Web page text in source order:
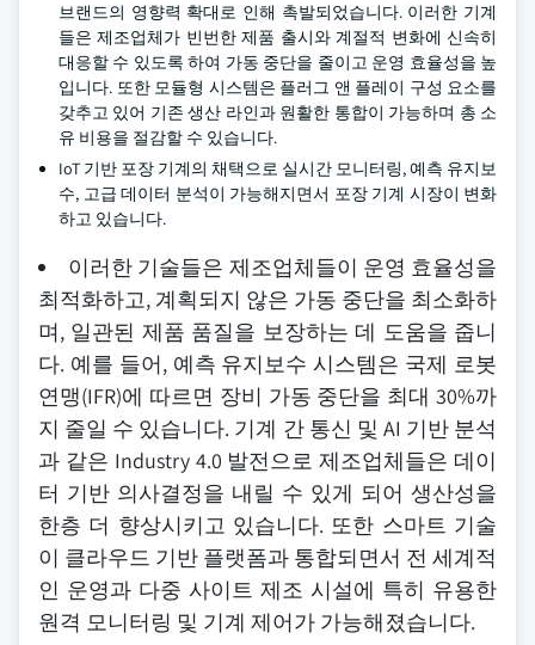
브랜드의 영향력 확대로 인해 촉발되었습니다. 이러한 기계
들은 제조업체가 빈번한 제품 출시와 계절적 변화에 신속히
대응할 수 있도록 하여 가동 중단을 줄이고 운영 효율성을 높
입니다. 또한 모듈형 시스템은 플러그 앤 플레이 구성 요소를
갖추고 있어 기존 생산 라인과 원활한 통합이 가능하며 총 소
유 비용을 절감할 수 있습니다.
IoT 기반 포장 기계의 채택으로 실시간 모니터링, 예측 유지보
수, 고급 데이터 분석이 가능해지면서 포장 기계 시장이 변화
하고 있습니다.
이러한 기술들은 제조업체들이 운영 효율성을
최적화하고, 계획되지 않은 가동 중단을 최소화하
며, 일관된 제품 품질을 보장하는 데 도움을 줍니
다. 예를 들어, 예측 유지보수 시스템은 국제 로봇
연맹(IFR)에 따르면 장비 가동 중단을 최대 30%까
지 줄일 수 있습니다. 기계 간 통신 및 AI 기반 분석
과 같은 Industry 4.0 발전으로 제조업체들은 데이
터 기반 의사결정을 내릴 수 있게 되어 생산성을
한층 더 향상시키고 있습니다. 또한 스마트 기술
이 클라우드 기반 플랫폼과 통합되면서 전 세계적
인 운영과 다중 사이트 제조 시설에 특히 유용한
원격 모니터링 및 기계 제어가 가능해졌습니다.